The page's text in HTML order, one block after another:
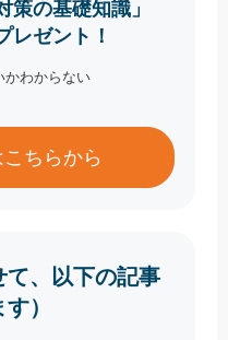
策の基礎知識」
レゼント！
かわからない
ちらから
て、以下の記事
）